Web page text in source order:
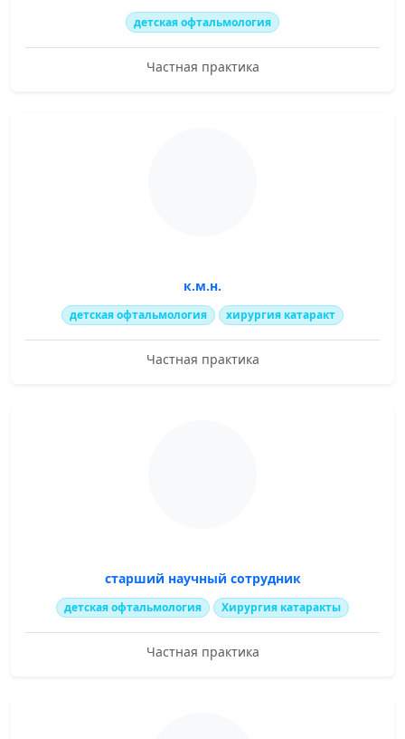
детская офтальмология
Частная практика
к.м.н.
детская офтальмология хирургия катаракт
Частная практика
старший научный сотрудник
детская офтальмология Хирургия катаракты
Частная практика